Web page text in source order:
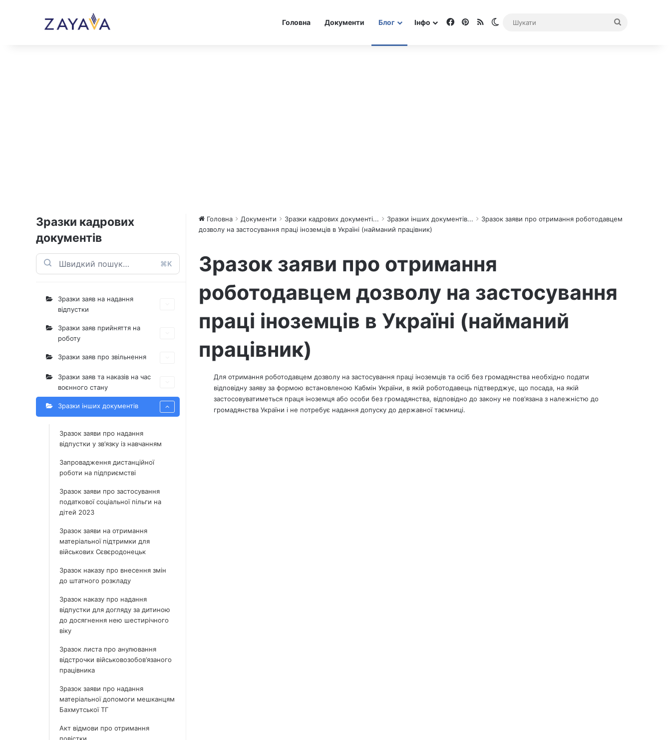
Головна Документи Блог Інфо Facebook
Pinterest
RSS Switch skin
Зразки кадрових
документів
⌘K
Зразки заяв на надання
відпустки
Зразки заяв прийняття на
роботу
Зразки заяв про звільнення
Зразки заяв та наказів на час
воєнного стану
Зразки інших документів
Зразок заяви про надання
відпустки у зв’язку із навчанням
Запровадження дистанційної
роботи на підприємстві
Зразок заяви про застосування
податкової соціальної пільги на
дітей 2023
Зразок заяви на отримання
матеріальної підтримки для
військових Сєвєродонецьк
Зразок наказу про внесення змін
до штатного розкладу
Зразок наказу про надання
відпустки для догляду за дитиною
до досягнення нею шестирічного
віку
Зразок листа про анулювання
відстрочки військовозобов’язаного
працівника
Зразок заяви про надання
матеріальної допомоги мешканцям
Бахмутської ТГ
Акт відмови про отримання
Головна Документи Зразки кадрових документі... Зразки інших документів...
Зразок заяви про отримання роботодавцем
дозволу на застосування праці іноземців в Україні (найманий працівник)
Зразок заяви про отримання
роботодавцем дозволу на застосування
праці іноземців в Україні (найманий
працівник)
Для отримання роботодавцем дозволу на застосування праці іноземців та осіб без громадянства необхідно подати
відповідну заяву за формою встановленою Кабмін України, в якій роботодавець підтверджує, що посада, на якій
застосовуватиметься праця іноземця або особи без громадянства, відповідно до закону не пов’язана з належністю до
громадянства України і не потребує надання допуску до державної таємниці.